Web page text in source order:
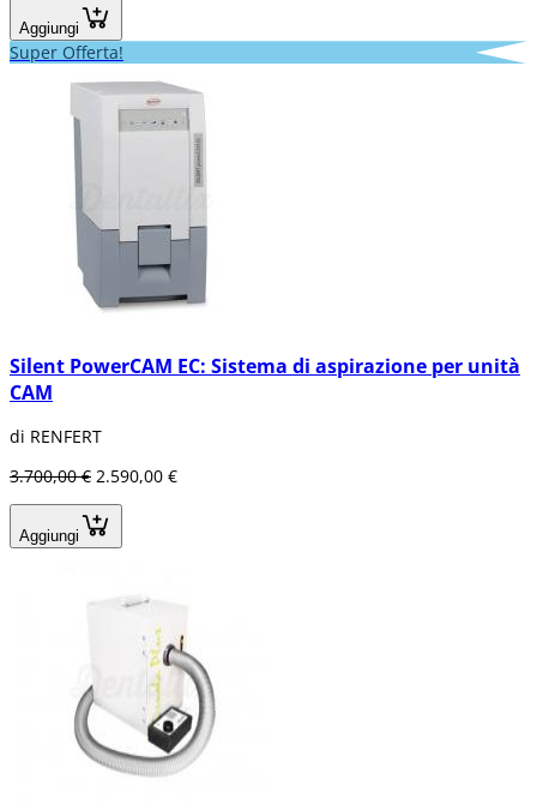
Aggiungi
Super Offerta!
Silent PowerCAM EC: Sistema di aspirazione per unità
CAM
di RENFERT
3.700,00 € 2.590,00 €
Aggiungi